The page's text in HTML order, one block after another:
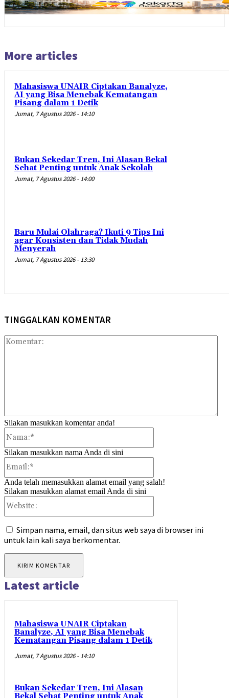
More articles
Mahasiswa UNAIR Ciptakan Banalyze,
AI yang Bisa Menebak Kematangan
Pisang dalam 1 Detik
Jumat, 7 Agustus 2026 - 14:10
Bukan Sekedar Tren, Ini Alasan Bekal
Sehat Penting untuk Anak Sekolah
Jumat, 7 Agustus 2026 - 14:00
Baru Mulai Olahraga? Ikuti 9 Tips Ini
agar Konsisten dan Tidak Mudah
Menyerah
Jumat, 7 Agustus 2026 - 13:30
TINGGALKAN KOMENTAR
Silakan masukkan komentar anda!
Silakan masukkan nama Anda di sini
Anda telah memasukkan alamat email yang salah!
Silakan masukkan alamat email Anda di sini
Simpan nama, email, dan situs web saya di browser ini
untuk lain kali saya berkomentar.
Latest article
Mahasiswa UNAIR Ciptakan
Banalyze, AI yang Bisa Menebak
Kematangan Pisang dalam 1 Detik
Jumat, 7 Agustus 2026 - 14:10
Bukan Sekedar Tren, Ini Alasan